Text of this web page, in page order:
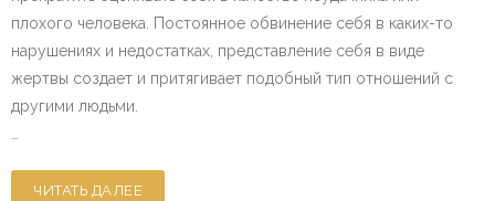
плохого человека. Постоянное обвинение себя в каких-то
нарушениях и недостатках, представление себя в виде
жертвы создает и притягивает подобный тип отношений с
другими людьми.
…
ЧИТАТЬ ДАЛЕЕ